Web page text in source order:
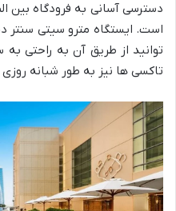
دسترسی آسانی به فرودگاه بین
است. ایستگاه مترو سیتی سنتر
توانید از طریق آن به راحتی
تاکسی ها نیز به طور شبانه